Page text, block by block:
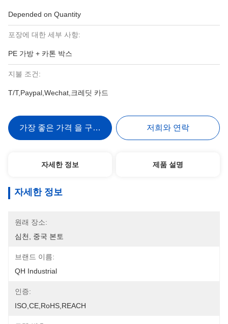
Depended on Quantity
포장에 대한 세부 사항:
PE 가방 + 카톤 박스
지불 조건:
T/T,Paypal,Wechat,크레딧 카드
가장 좋은 가격 을 구하라 저희와 연락
자세한 정보 제품 설명
자세한 정보
원래 장소:
심천, 중국 본토
브랜드 이름:
QH Industrial
인증:
ISO,CE,RoHS,REACH